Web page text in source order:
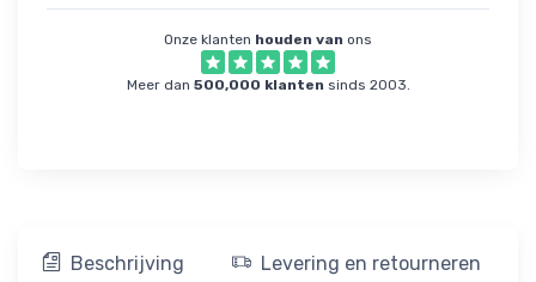
Onze klanten houden van ons
Meer dan 500,000 klanten sinds 2003.
Beschrijving Levering en retourneren